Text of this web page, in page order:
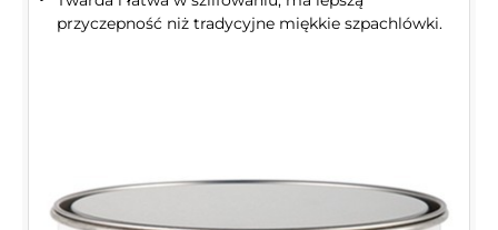
przyczepność niż tradycyjne miękkie szpachlówki.